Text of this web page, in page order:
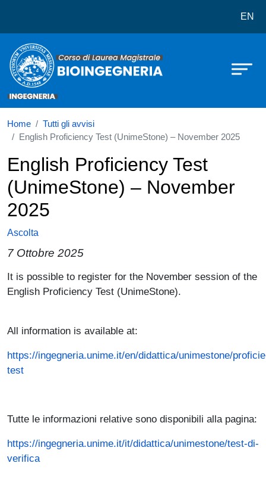
Corso di laurea in LM-21 EN
Home
Tutti gli avvisi
English Proficiency Test (UnimeStone) – November 2025
English Proficiency Test
(UnimeStone) – November
2025
Ascolta
7 Ottobre 2025
It is possible to register for the November session of the
English Proficiency Test (UnimeStone).
All information is available at:
https://ingegneria.unime.it/en/didattica/unimestone/
test
Tutte le informazioni relative sono disponibili alla pagina:
https://ingegneria.unime.it/it/didattica/unimestone/test-di-
verifica